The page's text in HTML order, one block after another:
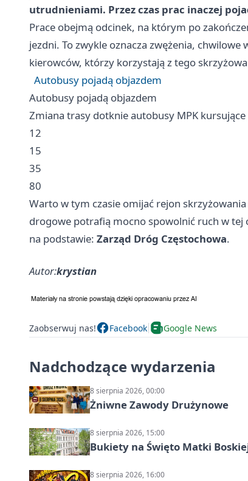
utrudnieniami. Przez czas prac inaczej
Prace obejmą odcinek, na którym po
jezdni. To zwykle oznacza zwężenia,
kierowców, którzy korzystają z tego
Autobusy pojadą objazdem
Autobusy pojadą objazdem
Zmiana trasy dotknie autobusy MPK
12
15
35
80
Warto w tym czasie omijać rejon
drogowe potrafią mocno spowolnić ruch w tej
na podstawie: Zarząd Dróg Częstochowa.
Autor:krystian
Zaobserwuj nas! Facebook Google News
Nadchodzące wydarzenia
8 sierpnia 2026, 00:00
Żniwne Zawody Drużynowe
8 sierpnia 2026, 15:00
Bukiety na Święto Matki
8 sierpnia 2026, 16:00